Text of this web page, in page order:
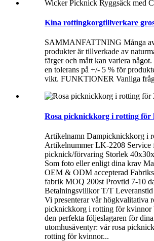
Kina rottingkorgtillverkare
SAMMANFATTNING Många
produkter är tillverkade av
färger och mått kan variera
en tolerans på +/- 5 % för
vikt. FUNKTIONER Vanliga
Rosa picknickkorg i rotting för
Artikelnamn Dampicknickkorg i
Artikelnummer LK-2208 Service
picknick/förvaring Storlek
Som foto eller enligt dina krav
OEM & ODM accepterad
fabrik MOQ 200st Provtid 7-10
Betalningsvillkor T/T Leveranstid
Vi presenterar vår högkvalitativa
picknickkorg i rotting för kvinnor
den perfekta följeslagaren för dina
utomhusäventyr: vår rosa
rotting för kvinnor...